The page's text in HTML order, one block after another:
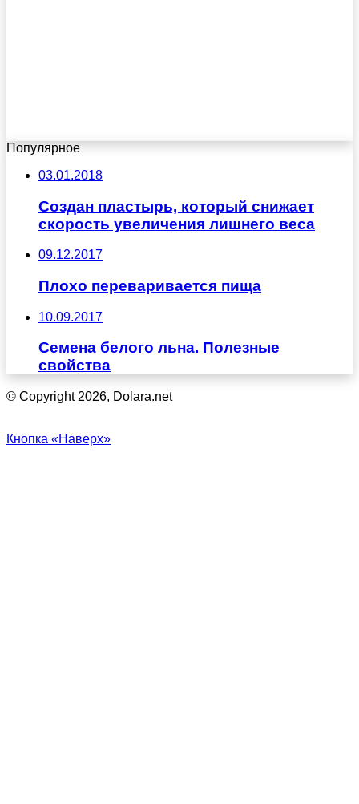
Популярное
03.01.2018
Создан пластырь, который снижает
скорость увеличения лишнего веса
09.12.2017
Плохо переваривается пища
10.09.2017
Семена белого льна. Полезные
свойства
© Copyright 2026, Dolara.net
Кнопка «Наверх»